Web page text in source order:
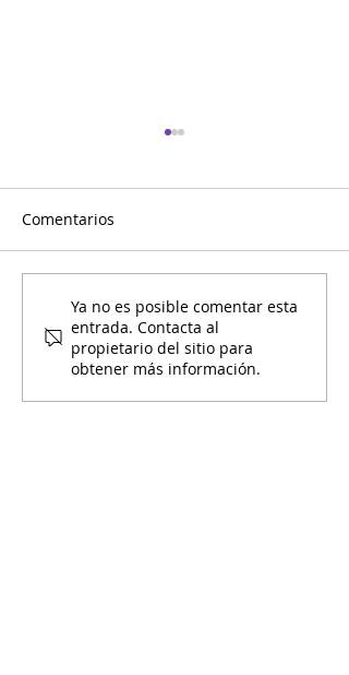
Calendario de
Septiembre de Mami y
Yo
Comentarios
Ya no es posible comentar esta
entrada. Contacta al
propietario del sitio para
obtener más información.